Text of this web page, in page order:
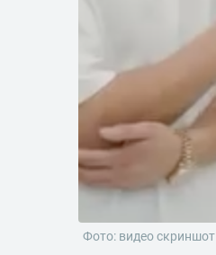
Фото: видео скриншот